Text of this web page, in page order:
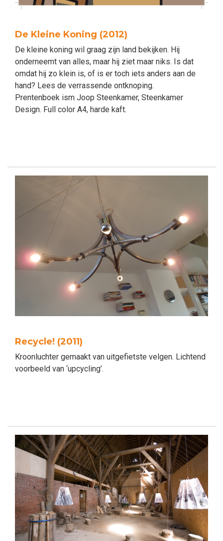
De Kleine Koning (2012)
De kleine koning wil graag zijn land bekijken. Hij
onderneemt van alles, maar hij ziet maar niks. Is dat
omdat hij zo klein is, of is er toch iets anders aan de
hand? Lees de verrassende ontknoping.
Prentenboek ism Joop Steenkamer, Steenkamer
Design. Full color A4, harde kaft.
Recycle! (2011)
Kroonluchter gemaakt van uitgefietste velgen. Lichtend
voorbeeld van ‘upcycling’.